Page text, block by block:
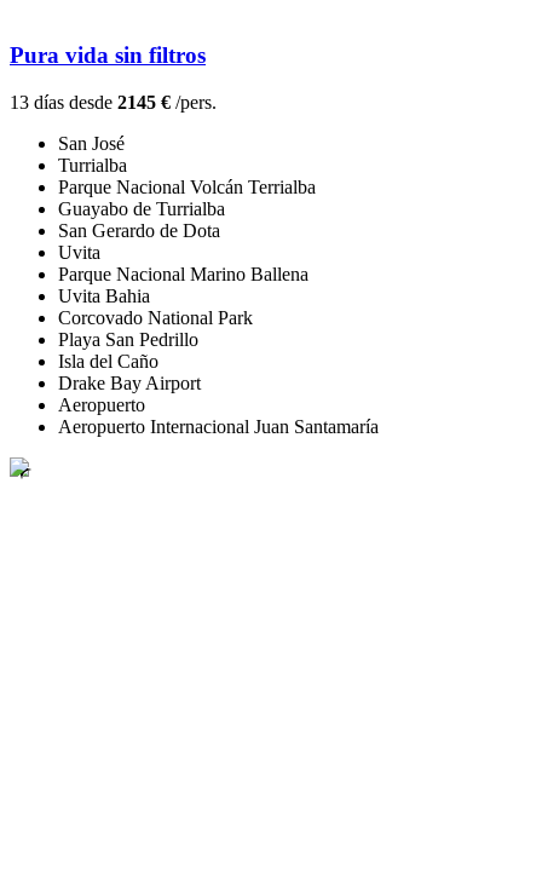
Pura vida sin filtros
13 días desde 2145 € /pers.
San José
Turrialba
Parque Nacional Volcán Terrialba
Guayabo de Turrialba
San Gerardo de Dota
Uvita
Parque Nacional Marino Ballena
Uvita Bahia
Corcovado National Park
Playa San Pedrillo
Isla del Caño
Drake Bay Airport
Aeropuerto
Aeropuerto Internacional Juan Santamaría